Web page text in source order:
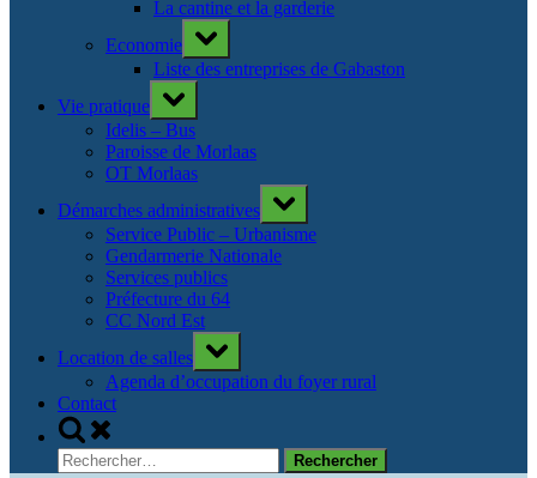
La cantine et la garderie
Economie
Toggle
sub-
menu
Liste des entreprises de Gabaston
Vie pratique
Toggle
sub-
menu
Idelis – Bus
Paroisse de Morlaas
OT Morlaas
Démarches administratives
Toggle
sub-
menu
Service Public – Urbanisme
Gendarmerie Nationale
Services publics
Préfecture du 64
CC Nord Est
Location de salles
Toggle
sub-
menu
Agenda d’occupation du foyer rural
Contact
Toggle
search
form
Rechercher :